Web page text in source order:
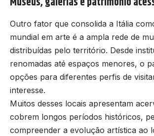
Outro fator que consolida a Itália
mundial em arte é a ampla rede de
distribuídas pelo território. Desde
renomadas até espaços menores, o
opções para diferentes perfis de
interesse.
Muitos desses locais apresentam
cobrem longos períodos históricos,
compreender a evolução artística ao